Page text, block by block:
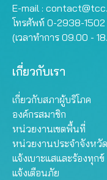
E-mail :
โทรศัพท์ 0-2938-1502
(เวลาทำการ 09.00 -
เกี่ยวกับเรา
เกี่ยวกับสภาผู้บริโภค
องค์กรสมาชิก
หน่วยงานเขตพื้นที่
หน่วยงานประจำจังหวัด
แจ้งเบาะแสและร้องทุกข์
แจ้งเตือนภัย